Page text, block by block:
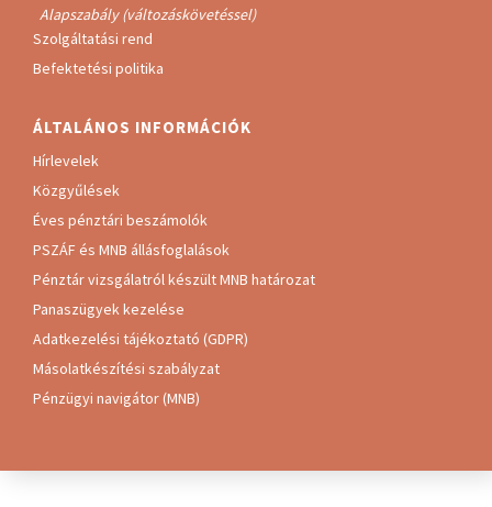
Alapszabály (változáskövetéssel)
Szolgáltatási rend
Befektetési politika
ÁLTALÁNOS INFORMÁCIÓK
Hírlevelek
Közgyűlések
Éves pénztári beszámolók
PSZÁF és MNB állásfoglalások
Pénztár vizsgálatról készült MNB határozat
Panaszügyek kezelése
Adatkezelési tájékoztató (GDPR)
Másolatkészítési szabályzat
Pénzügyi navigátor (MNB)